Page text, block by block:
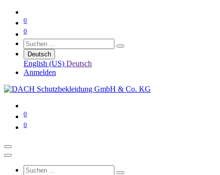
0
0
Deutsch
English (US) Deutsch
Anmelden
0
0